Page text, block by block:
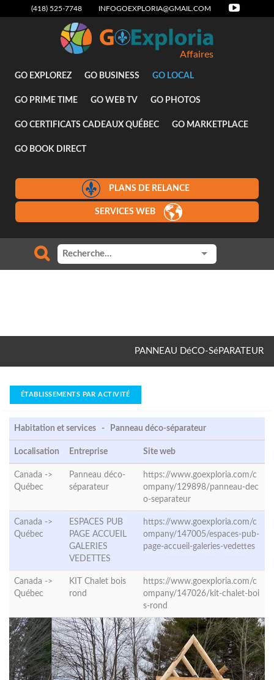
(418) 525-7748 INFOGOEXPLORIA@GMAIL.COM
Affaires
GO EXPLOREZ GO BUSINESS GO LOCAL
GO PRIME TIME GO WEB TV GO PHOTOS
GO CERTIFICATS CADEAUX QUÉBEC GO MARKETPLACE
GO BOOK DIRECT
PLANS DE RELANCE
SERVICES WEB
PANNEAU DéCO-SéPARATEUR
ÉTABLISSEMENTS PAR ACTIVITÉ
Habitation et services - Panneau déco-séparateur
Localisation Entreprise Site web
Canada ->
Québec
Panneau déco-
séparateur
https://www.goexploria.com/c
ompany/129898/panneau-dec
o-separateur
Canada ->
Québec
ESPACES PUB
PAGE ACCUEIL
GALERIES
VEDETTES
https://www.goexploria.com/c
ompany/147005/espaces-pub-
page-accueil-galeries-vedettes
Canada ->
Québec
KIT Chalet bois
rond
https://www.goexploria.com/c
ompany/147026/kit-chalet-boi
s-rond